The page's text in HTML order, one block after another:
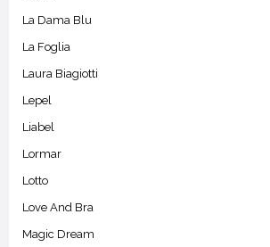
La Dama Blu
La Foglia
Laura Biagiotti
Lepel
Liabel
Lormar
Lotto
Love And Bra
Magic Dream